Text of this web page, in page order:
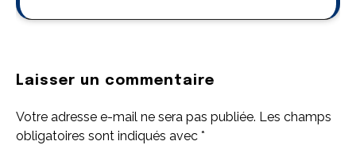
Laisser un commentaire
Votre adresse e-mail ne sera pas publiée. Les champs
obligatoires sont indiqués avec *